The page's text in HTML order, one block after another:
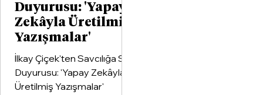
Duyurusu: 'Yapay
Zekâyla Üretilmiş
Yazışmalar'
İlkay Çiçek'ten Savcılığa Suç
Duyurusu: 'Yapay Zekâyla
Üretilmiş Yazışmalar'